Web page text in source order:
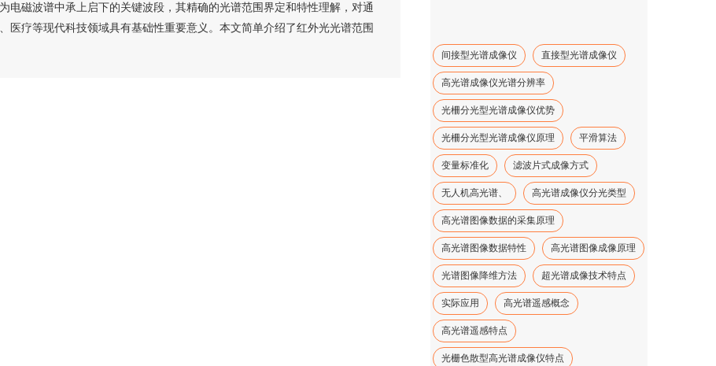
电磁波谱中承上启下的关键波段，其精确的光谱范围界定和特性理解，对通
医疗等现代科技领域具有基础性重要意义。本文简单介绍了红外光光谱范围
间接型光谱成像仪 直接型光谱成像仪
高光谱成像仪光谱分辨率
光柵分光型光谱成像仪优势
光柵分光型光谱成像仪原理 平滑算法
变量标准化 滤波片式成像方式
无人机高光谱、 高光谱成像仪分光类型
高光谱图像数据的采集原理
高光谱图像数据特性 高光谱图像成像原理
光谱图像降维方法 超光谱成像技术特点
实际应用 高光谱遥感概念
高光谱遥感特点
光栅色散型高光谱成像仪特点